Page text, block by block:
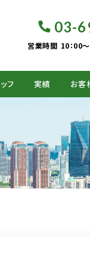
03-
営業時間 10：00
フ 実績 お客